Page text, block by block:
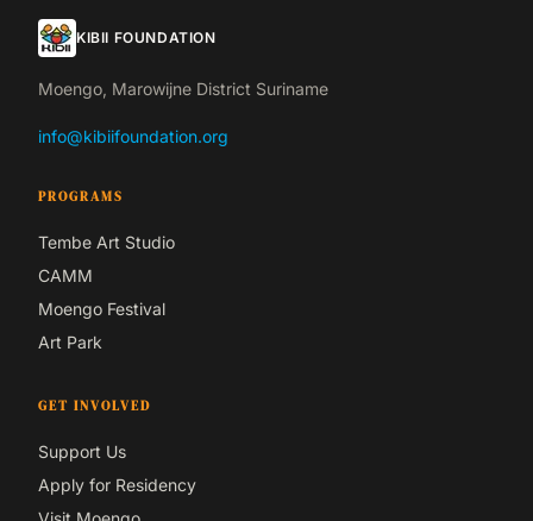
KIBII FOUNDATION
Moengo, Marowijne District Suriname
info@kibiifoundation.org
PROGRAMS
Tembe Art Studio
CAMM
Moengo Festival
Art Park
GET INVOLVED
Support Us
Apply for Residency